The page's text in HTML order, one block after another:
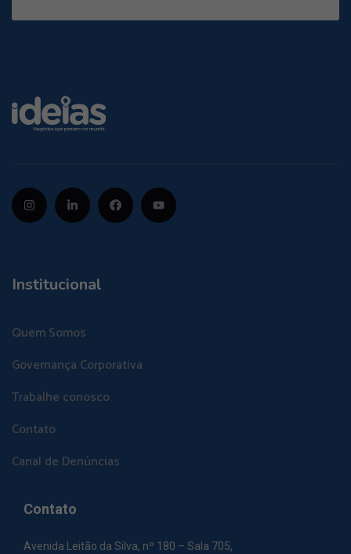
Institucional
Quem Somos
Governança Corporativa
Trabalhe conosco
Contato
Canal de Denúncias
Contato
Avenida Leitão da Silva, nº 180 – Sala 705,